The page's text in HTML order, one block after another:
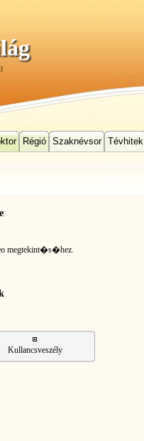
Régió Szaknévsor Tévhitek
megtekint�s�hez.
Kullancsveszély